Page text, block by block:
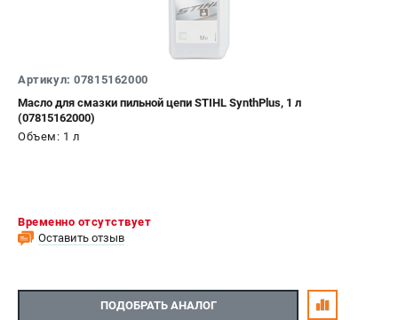
Артикул: 07815162000
Масло для смазки пильной цепи STIHL SynthPlus, 1 л
(07815162000)
Объем: 1 л
Временно отсутствует
Оставить отзыв
ПОДОБРАТЬ АНАЛОГ